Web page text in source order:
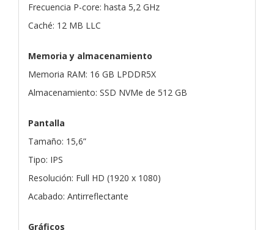
Frecuencia P-core: hasta 5,2 GHz
Caché: 12 MB LLC
Memoria y almacenamiento
Memoria RAM: 16 GB LPDDR5X
Almacenamiento: SSD NVMe de 512 GB
Pantalla
Tamaño: 15,6”
Tipo: IPS
Resolución: Full HD (1920 x 1080)
Acabado: Antirreflectante
Gráficos